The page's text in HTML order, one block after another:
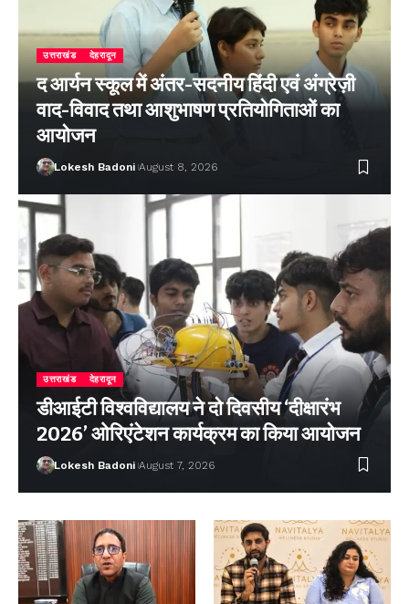
उत्तराखंड देहरादून
द आर्यन स्कूल में अंतर-सदनीय हिंदी एवं अंग्रेज़ी
वाद-विवाद तथा आशुभाषण प्रतियोगिताओं का
आयोजन
Lokesh Badoni August 8, 2026
उत्तराखंड देहरादून
डीआईटी विश्वविद्यालय ने दो दिवसीय ‘दीक्षारंभ
2026’ ओरिएंटेशन कार्यक्रम का किया आयोजन
Lokesh Badoni August 7, 2026